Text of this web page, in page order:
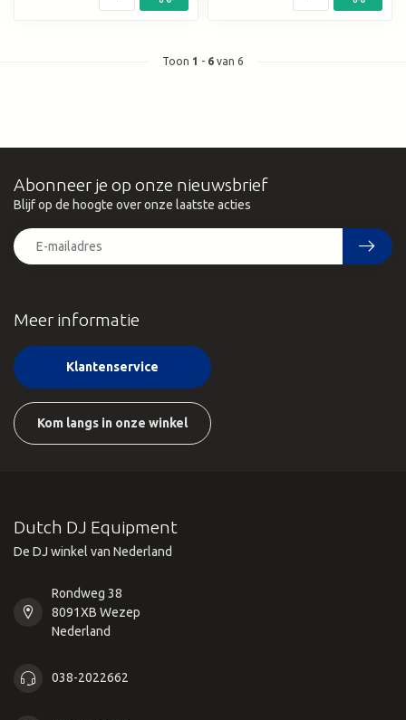
Toon 1 - 6 van 6
Meer informatie
Klantenservice
Kom langs in onze winkel
Abonneer je op onze nieuwsbrief
Blijf op de hoogte over onze laatste acties
Dutch DJ Equipment
De DJ winkel van Nederland
Rondweg 38
8091XB Wezep
Nederland
038-2022662